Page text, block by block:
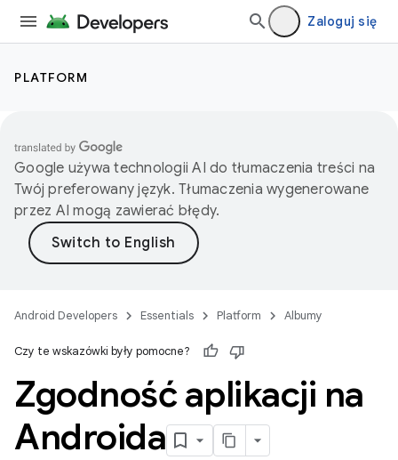
Zaloguj się
PLATFORM
Google używa technologii AI do tłumaczenia treści na
Twój preferowany język. Tłumaczenia wygenerowane
przez AI mogą zawierać błędy.
Android Developers Essentials Platform Albumy
Czy te wskazówki były pomocne?
Zgodność aplikacji na
Androida